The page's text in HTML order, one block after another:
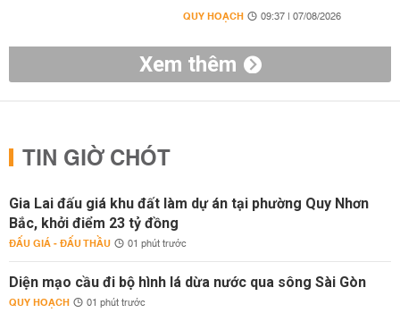
QUY HOẠCH 09:37 | 07/08/2026
Xem thêm
TIN GIỜ CHÓT
Gia Lai đấu giá khu đất làm dự án tại phường Quy Nhơn
Bắc, khởi điểm 23 tỷ đồng
ĐẤU GIÁ - ĐẤU THẦU 01 phút trước
Diện mạo cầu đi bộ hình lá dừa nước qua sông Sài Gòn
QUY HOẠCH 01 phút trước